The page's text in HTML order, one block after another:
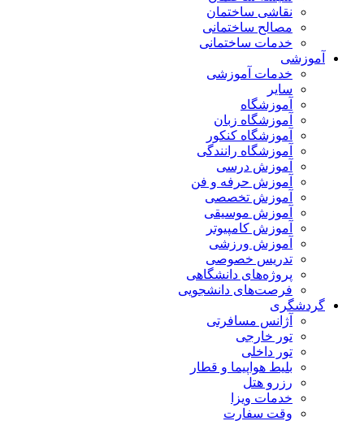
نقاشی ساختمان
مصالح ساختمانی
خدمات ساختمانی
آموزشی
خدمات آموزشی
سایر
آموزشگاه
آموزشگاه زبان
آموزشگاه کنکور
آموزشگاه رانندگی
آموزش درسی
آموزش حرفه و فن
آموزش تخصصی
آموزش موسیقی
آموزش کامپیوتر
آموزش ورزشی
تدریس خصوصی
پروژه‌های دانشگاهی
فرصت‌های دانشجویی
گردشگری
آژانس مسافرتی
تور خارجی
تور داخلی
بلیط هواپیما و قطار
رزرو هتل
خدمات ویزا
وقت سفارت